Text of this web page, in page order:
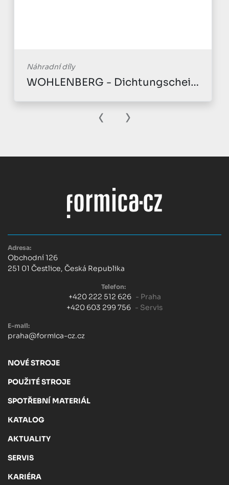
Náhradní díly
WOHLENBERG - Dichtungscheibe
‹ ›
Adresa:
Obchodní 126
251 01 Čestlice, Česká Republika
Telefon:
+420 222 512 626 - Praha
+420 603 299 756 - Servis
E-mail:
praha@formica-cz.cz
NOVÉ STROJE
POUŽITÉ STROJE
SPOTŘEBNÍ MATERIÁL
KATALOG
AKTUALITY
SERVIS
KARIÉRA